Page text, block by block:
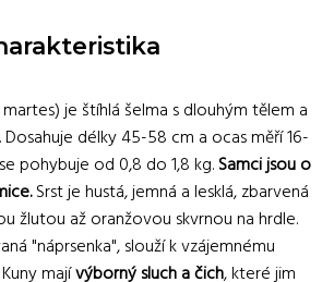
je štíhlá šelma s dlouhým tělem a
délky 45-58 cm a ocas měří 16-
pohybuje od 0,8 do 1,8 kg.Samci jsou o
Srst je hustá, jemná a lesklá, zbarvená
žlutou až oranžovou skvrnou na hrdle.
"náprsenka", slouží k vzájemnému
majívýborný sluch a čich, které jim